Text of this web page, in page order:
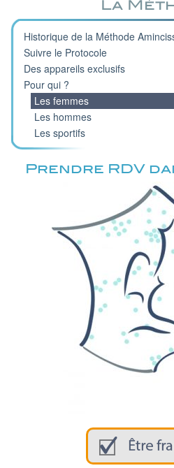
La
Historique de la Méthode
Suivre le Protocole
Des appareils exclusifs
Pour qui ?
Les femmes
Les hommes
Les sportifs
Prendre RDV